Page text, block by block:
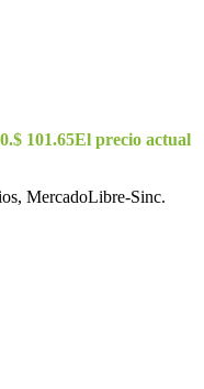
$ 101.65El precio actual
MercadoLibre-Sinc.